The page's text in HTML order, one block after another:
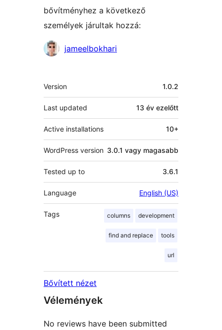
bővítményhez a következő
személyek járultak hozzá:
Közreműködők
jameelbokhari
Meta
Version 1.0.2
Last updated 13 év ezelőtt
Active installations 10+
WordPress version 3.0.1 vagy magasabb
Tested up to 3.6.1
Language English (US)
Tags columns development
find and replace tools
url
Bővített nézet
Vélemények
No reviews have been submitted